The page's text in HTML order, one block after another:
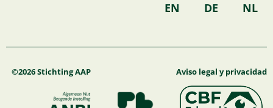
o
k
g
a
m
b d
EN DE NL
©2026 Stichting AAP Aviso legal y privacidad